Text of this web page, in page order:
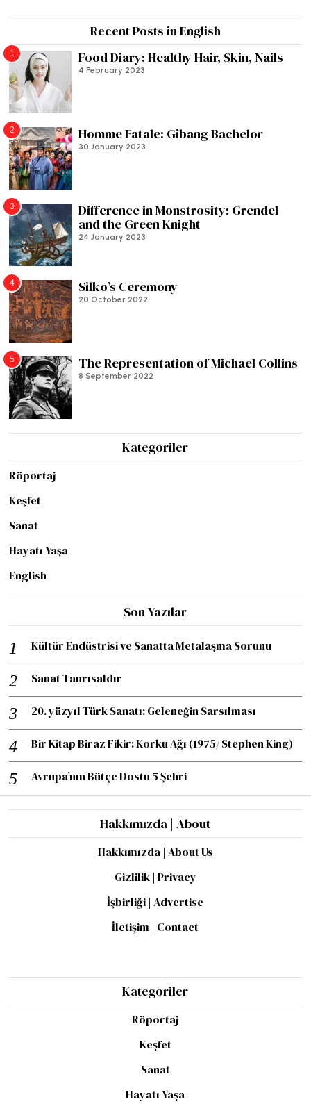
Recent Posts in English
1 Food Diary: Healthy Hair, Skin, Nails
4 February 2023
2 Homme Fatale: Gibang Bachelor
30 January 2023
3
Difference in Monstrosity: Grendel
and the Green Knight
24 January 2023
4 Silko’s Ceremony
20 October 2022
5 The Representation of Michael Collins
8 September 2022
Kategoriler
Röportaj
Keşfet
Sanat
Hayatı Yaşa
English
Son Yazılar
Kültür Endüstrisi ve Sanatta Metalaşma Sorunu
Sanat Tanrısaldır
20. yüzyıl Türk Sanatı: Geleneğin Sarsılması
Bir Kitap Biraz Fikir: Korku Ağı (1975/ Stephen King)
Avrupa’nın Bütçe Dostu 5 Şehri
Hakkımızda | About
Hakkımızda | About Us
Gizlilik | Privacy
İşbirliği | Advertise
İletişim | Contact
Kategoriler
Röportaj
Keşfet
Sanat
Hayatı Yaşa